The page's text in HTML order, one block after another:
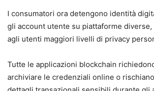
I consumatori ora detengono identità
gli account utente su piattaforme
agli utenti maggiori livelli di privacy
Tutte le applicazioni blockchain
archiviare le credenziali online o